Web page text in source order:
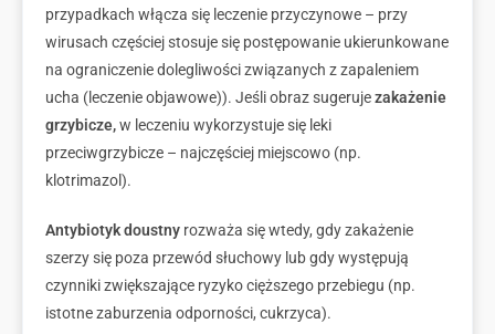
przypadkach włącza się leczenie przyczynowe – przy
wirusach częściej stosuje się postępowanie ukierunkowane
na ograniczenie dolegliwości związanych z zapaleniem
ucha (leczenie objawowe)). Jeśli obraz sugerujezakażenie
grzybicze,w leczeniu wykorzystuje się leki
przeciwgrzybicze – najczęściej miejscowo (np.
klotrimazol).
Antybiotyk doustny rozważa się wtedy, gdy zakażenie
szerzy się poza przewód słuchowy lub gdy występują
czynniki zwiększające ryzyko cięższego przebiegu (np.
istotne zaburzenia odporności, cukrzyca).